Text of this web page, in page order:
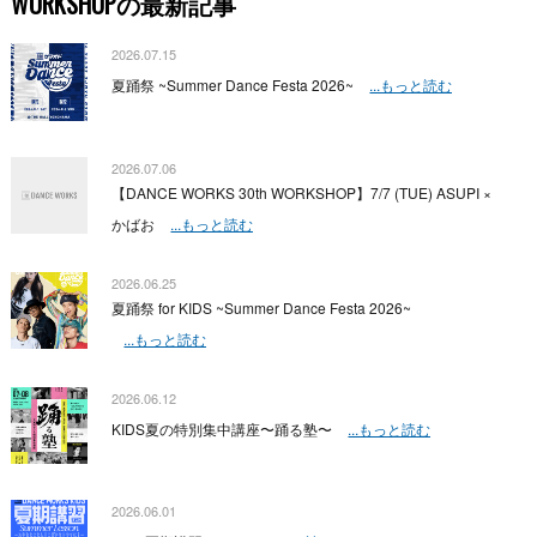
2026.07.15
夏踊祭 ~Summer Dance Festa 2026~ ...もっと読む
2026.07.06
【DANCE WORKS 30th WORKSHOP】7/7 (TUE) ASUPI ×
かばお
...もっと読む
2026.06.25
夏踊祭 for KIDS ~Summer Dance Festa 2026~
...もっと読む
2026.06.12
KIDS夏の特別集中講座〜踊る塾〜 ...もっと読む
2026.06.01